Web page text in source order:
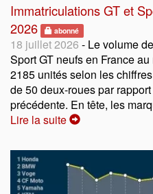
Immatriculations GT et
2026
abonné
18 juillet 2026 - Le volume
Sport GT neufs en France
2185 unités selon les
de 50 deux-roues par
précédente. En tête, les
Lire la suite